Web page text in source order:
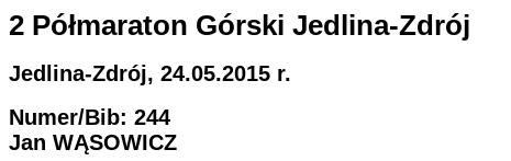
2 Półmaraton Górski Jedlina-Zdrój
Jedlina-Zdrój, 24.05.2015 r.
Numer/Bib: 244
Jan WĄSOWICZ